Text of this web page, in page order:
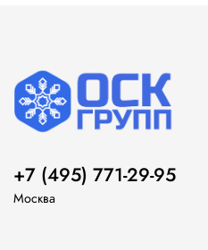
+7 (495) 771-29-95
Москва